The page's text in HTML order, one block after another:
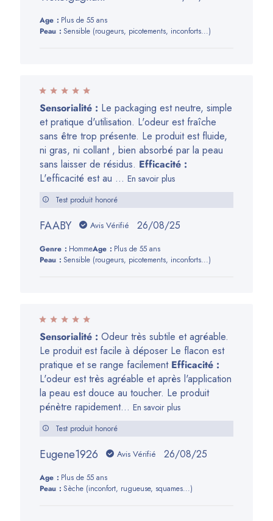
publication
Age:
Plus de 55 ans
Peau:
Sensible (rougeurs, picotements, inconforts...)
Sensorialité : Le packaging est neutre, simple
et pratique d'utilisation. L'odeur est fraîche
sans être trop présente. Le produit est fluide,
ni gras, ni collant , bien absorbé par la peau
sans laisser de résidus. Efficacité :
L'efficacité est au ... En savoir plus
Test produit honoré
FAABY Avis Vérifié
Date
publication
26/08/25
Genre: HommeAge:
Plus de 55 ans
Peau:
Sensible (rougeurs, picotements, inconforts...)
Sensorialité : Odeur très subtile et agréable.
Le produit est facile à déposer Le flacon est
pratique et se range facilement Efficacité :
L'odeur est très agréable et après l'application
la peau est douce au toucher. Le produit
pénètre rapidement... En savoir plus
Test produit honoré
Eugene1926 Avis Vérifié
Date
publication
26/08/25
Age:
Plus de 55 ans
Peau:
Sèche (inconfort, rugueuse, squames...)